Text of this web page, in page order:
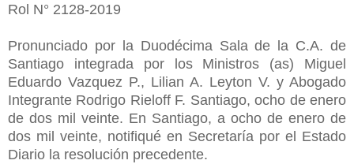
Rol N° 2128-2019
Pronunciado por la Duodécima Sala de la C.A. de
Santiago integrada por los Ministros (as) Miguel
Eduardo Vazquez P., Lilian A. Leyton V. y Abogado
Integrante Rodrigo Rieloff F. Santiago, ocho de enero
de dos mil veinte. En Santiago, a ocho de enero de
dos mil veinte, notifiqué en Secretaría por el Estado
Diario la resolución precedente.